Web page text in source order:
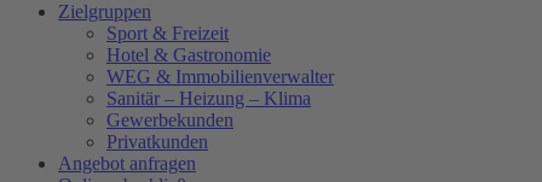
Zielgruppen
Sport & Freizeit
Hotel & Gastronomie
WEG & Immobilienverwalter
Sanitär – Heizung – Klima
Gewerbekunden
Privatkunden
Angebot anfragen